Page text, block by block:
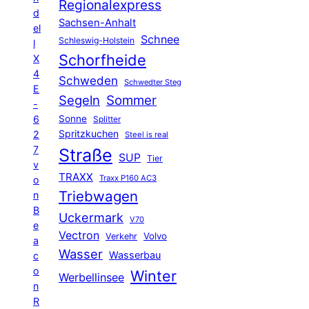
d
el
l
X
4
E
-
6
2
7
v
o
n
B
e
a
c
o
n
R
Regionalexpress
Sachsen-Anhalt
Schleswig-Holstein Schnee
Schorfheide
Schweden Schwedter Steg
Segeln Sommer
Sonne Splitter
Spritzkuchen Steel is real
Straße SUP Tier
TRAXX Traxx P160 AC3
Triebwagen
Uckermark V70
Vectron Verkehr Volvo
Wasser Wasserbau
Werbellinsee Winter